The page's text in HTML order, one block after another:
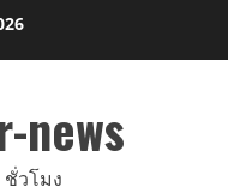
news
วโมง